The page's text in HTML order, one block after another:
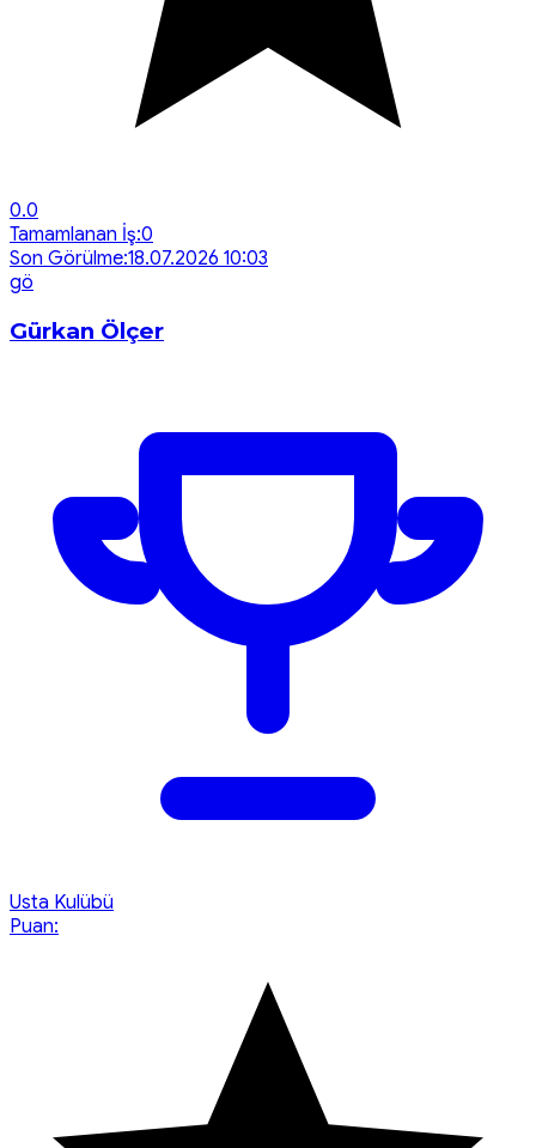
0.0
Tamamlanan İş:0
Son Görülme:18.07.2026 10:03
gö
Gürkan Ölçer
Usta Kulübü
Puan: